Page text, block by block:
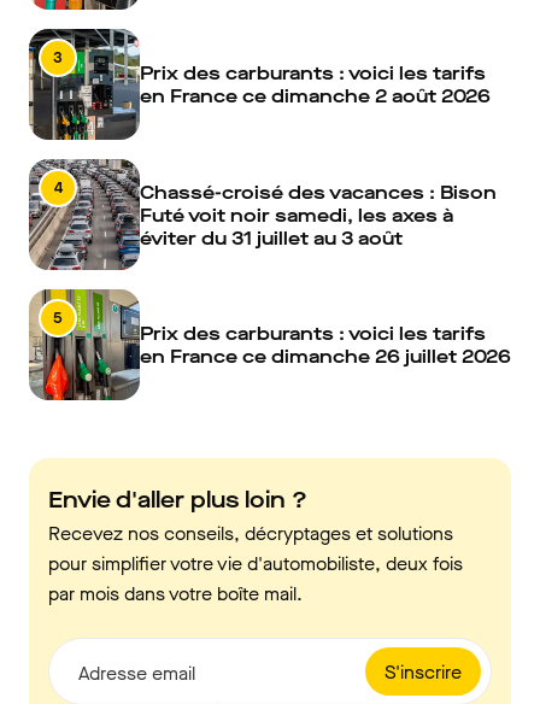
3
Prix des carburants : voici les tarifs
en France ce dimanche 2 août 2026
4
Chassé-croisé des vacances : Bison
Futé voit noir samedi, les axes à
éviter du 31 juillet au 3 août
5
Prix des carburants : voici les tarifs
en France ce dimanche 26 juillet 2026
Envie d'aller plus loin ?
Recevez nos conseils, décryptages et solutions
pour simplifier votre vie d'automobiliste, deux fois
par mois dans votre boîte mail.
S'inscrire
Adresse email